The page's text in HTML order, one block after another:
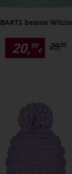
BARTS beanie Witzia
20,99
€ 29,99€